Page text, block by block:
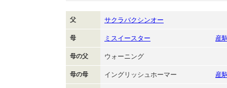
父 サクラバクシンオー
母 ミスイースター 産
母の父 ウォーニング
母の母 イングリッシュホーマー 産